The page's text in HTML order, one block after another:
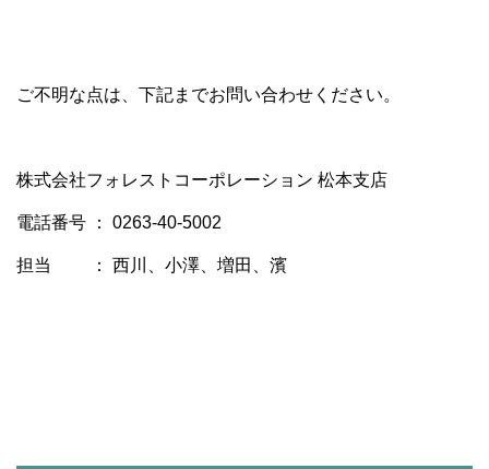
ご不明な点は、下記までお問い合わせください。
株式会社フォレストコーポレーション 松本支店
電話番号 ： 0263-40-5002
担当 ： 西川、小澤、増田、濱